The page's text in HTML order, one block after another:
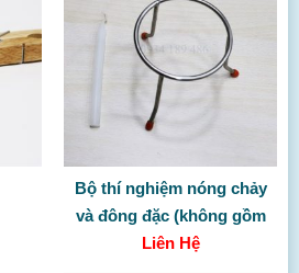
Bộ thí nghiệm nóng chảy
và đông đặc (không gồm
TBDC)
Liên Hệ